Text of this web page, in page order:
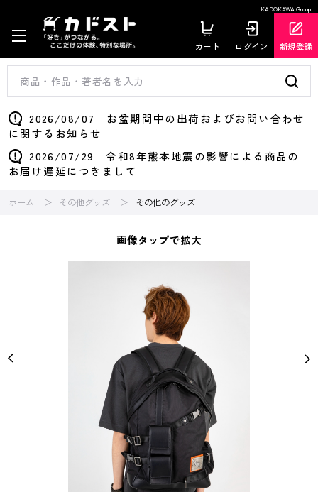
KADOKAWA Group
カート ログイン 新規登録
2026/08/07 お盆期間中の出荷およびお問い合わせ
に関するお知らせ
2026/07/29 令和8年熊本地震の影響による商品の
お届け遅延につきまして
ホーム その他グッズ その他のグッズ
画像タップで拡大